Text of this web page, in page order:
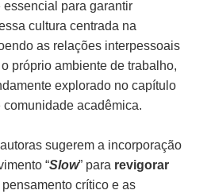
para garantir
cultura centrada na
as relações interpessoais
próprio ambiente de trabalho,
explorado no capítulo
acadêmica.
sugerem a incorporação
“Slow” para revigorar
pensamento crítico e as